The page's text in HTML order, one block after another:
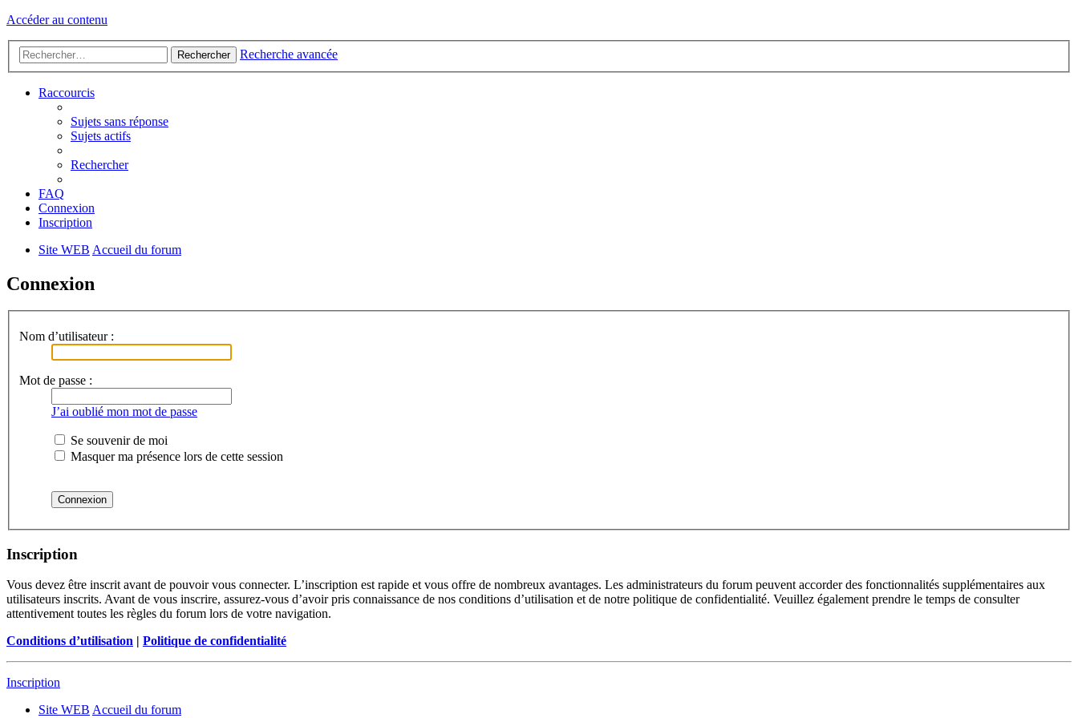
Accéder au contenu
Rechercher Recherche avancée
Raccourcis
Sujets sans réponse
Sujets actifs
Rechercher
FAQ
Connexion
Inscription
Site WEB Accueil du forum
Connexion
Nom d’utilisateur :
Mot de passe :
J’ai oublié mon mot de passe
Se souvenir de moi
Masquer ma présence lors de cette session
Inscription
Vous devez être inscrit avant de pouvoir vous connecter. L’inscription est rapide et vous offre de nombreux avantages. Les administrateurs du forum peuvent accorder des fonctionnalités supplémentaires aux
utilisateurs inscrits. Avant de vous inscrire, assurez-vous d’avoir pris connaissance de nos conditions d’utilisation et de notre politique de confidentialité. Veuillez également prendre le temps de consulter
attentivement toutes les règles du forum lors de votre navigation.
Conditions d’utilisation | Politique de confidentialité
Inscription
Site WEB Accueil du forum